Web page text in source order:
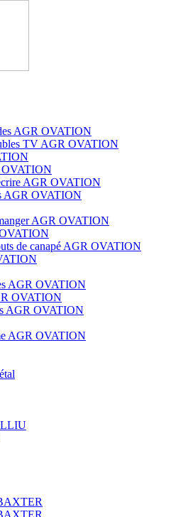
AGR OVATION
TV AGR OVATION
OVATION
AGR OVATION
AGR OVATION
AGR OVATION
de canapé AGR OVATION
AGR OVATION
OVATION
AGR OVATION
AGR OVATION